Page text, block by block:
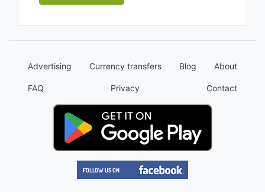
Advertising Currency transfers Blog About
FAQ Privacy Contact